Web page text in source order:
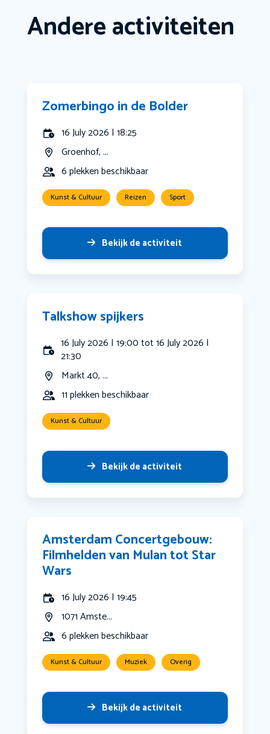
Andere activiteiten
Zomerbingo in de Bolder
16 July 2026 | 18:25
Groenhof, ...
6 plekken beschikbaar
Kunst & Cultuur Reizen Sport
Bekijk de activiteit
Talkshow spijkers
16 July 2026 | 19:00 tot 16 July 2026 |
21:30
Markt 40, ...
11 plekken beschikbaar
Kunst & Cultuur
Bekijk de activiteit
Amsterdam Concertgebouw:
Filmhelden van Mulan tot Star
Wars
16 July 2026 | 19:45
1071 Amste...
6 plekken beschikbaar
Kunst & Cultuur Muziek Overig
Bekijk de activiteit